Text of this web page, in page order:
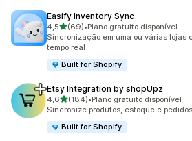
Easify Inventory Sync
4,5de 5 estrelas
(69)
69 avaliações ao todo
•Plano gratuito disponível
Sincronização em uma ou várias lojas
tempo real
Built for Shopify
Etsy Integration by shopUpz
4,6de 5 estrelas
(184)
184 avaliações ao todo
•Plano gratuito disponível
Sincronize produtos, estoque e
Built for Shopify